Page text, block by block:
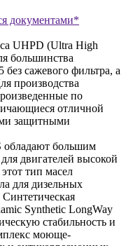
документами*
UHPD (Ultra High
большинства
без сажевого фильтра, а
производства
по
отличной
защитными
обладают большим
двигателей высокой
тип масел
для дизельных
Синтетическая
Synthetic LongWay
стабильность и
моюще-